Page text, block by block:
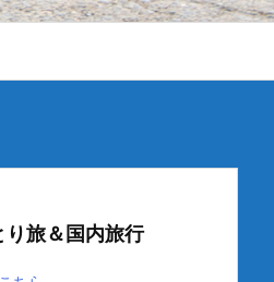
旅＆国内旅行